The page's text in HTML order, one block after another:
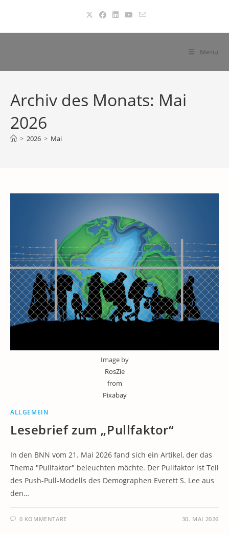
springen
Menü
Archiv des Monats: Mai
2026
> 2026 > Mai
Image by
RosZie
from
Pixabay
ALLGEMEIN
Lesebrief zum „Pullfaktor“
In den BNN vom 21. Mai 2026 fand sich ein Artikel, der das
Thema "Pullfaktor" beleuchten möchte. Der Pullfaktor ist Teil
des Push-Pull-Modells des Demographen Everett S. Lee aus
den…
0 KOMMENTARE 30. MAI 2026